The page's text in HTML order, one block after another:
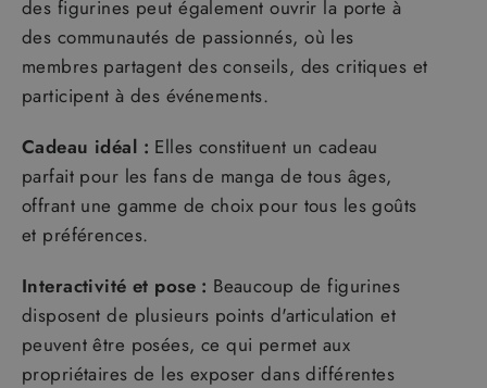
des figurines peut également ouvrir la porte à
des communautés de passionnés, où les
membres partagent des conseils, des critiques et
participent à des événements.
Cadeau idéal : Elles constituent un cadeau
parfait pour les fans de manga de tous âges,
offrant une gamme de choix pour tous les goûts
et préférences.
Interactivité et pose : Beaucoup de figurines
disposent de plusieurs points d'articulation et
peuvent être posées, ce qui permet aux
propriétaires de les exposer dans différentes